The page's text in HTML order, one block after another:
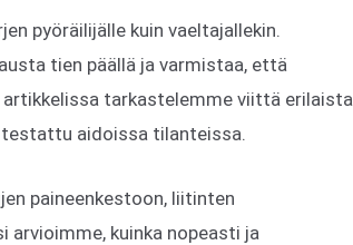
pyöräilijälle kuin vaeltajallekin.
tien päällä ja varmistaa, että
tarkastelemme viittä erilaista
aidoissa tilanteissa.
paineenkestoon, liitinten
arvioimme, kuinka nopeasti ja